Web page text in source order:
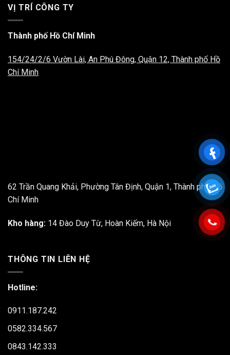
VỊ TRÍ CÔNG TY
Thành phố Hồ Chí Minh
154/24/2/6 Vườn Lài, An Phú Đông, Quận 12, Thành phố Hồ
Chí Minh
62 Trần Quang Khải, Phường Tân Định, Quận 1, Thành phố Hồ
Chí Minh
Kho hàng: 14 Đào Duy Từ, Hoàn Kiếm, Hà Nội
THÔNG TIN LIÊN HỆ
Hotline:
0911.187.242
0582.334.567
0843.142.333